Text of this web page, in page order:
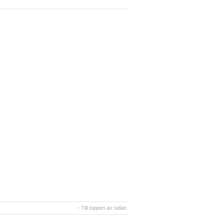
↑ Till toppen av sidan